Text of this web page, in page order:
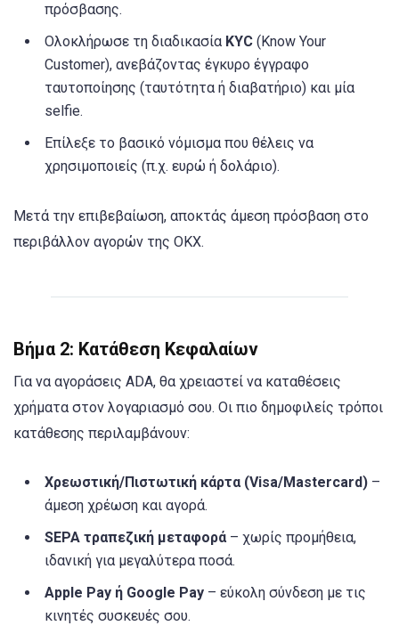
πρόσβασης.
Ολοκλήρωσε τη διαδικασία KYC (Know Your
Customer), ανεβάζοντας έγκυρο έγγραφο
ταυτοποίησης (ταυτότητα ή διαβατήριο) και μία
selfie.
Επίλεξε το βασικό νόμισμα που θέλεις να
χρησιμοποιείς (π.χ. ευρώ ή δολάριο).
Μετά την επιβεβαίωση, αποκτάς άμεση πρόσβαση στο
περιβάλλον αγορών της OKX.
Βήμα 2: Κατάθεση Κεφαλαίων
Για να αγοράσεις ADA, θα χρειαστεί να καταθέσεις
χρήματα στον λογαριασμό σου. Οι πιο δημοφιλείς τρόποι
κατάθεσης περιλαμβάνουν:
Χρεωστική/Πιστωτική κάρτα (Visa/Mastercard) –
άμεση χρέωση και αγορά.
SEPA τραπεζική μεταφορά– χωρίς προμήθεια,
ιδανική για μεγαλύτερα ποσά.
Apple Pay ή Google Pay – εύκολη σύνδεση με τις
κινητές συσκευές σου.